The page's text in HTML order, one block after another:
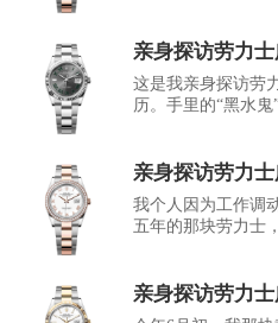
亲身探访劳力
这是我亲身探访劳
历。手里的“黑水鬼
亲身探访劳力
我个人因为工作调
五年的那块劳力士
亲身探访劳力